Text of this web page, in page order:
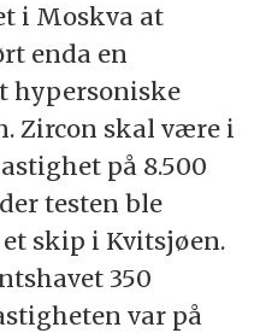
i Moskva at
enda en
hypersoniske
Zircon skal være i
på 8.500
testen ble
skip i Kvitsjøen.
350
var på